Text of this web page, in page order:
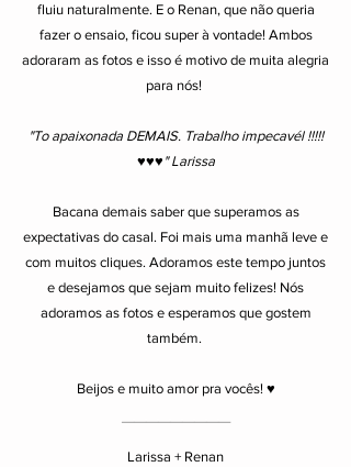
fluiu naturalmente. E o Renan, que não queria
fazer o ensaio, ficou super à vontade! Ambos
adoraram as fotos e isso é motivo de muita alegria
para nós!
"To apaixonada DEMAIS. Trabalho impecavél !!!!!
♥♥♥ " Larissa
Bacana demais saber que superamos as
expectativas do casal. Foi mais uma manhã leve e
com muitos cliques. Adoramos este tempo juntos
e desejamos que sejam muito felizes! Nós
adoramos as fotos e esperamos que gostem
também.
Beijos e muito amor pra vocês! ♥
Larissa + Renan